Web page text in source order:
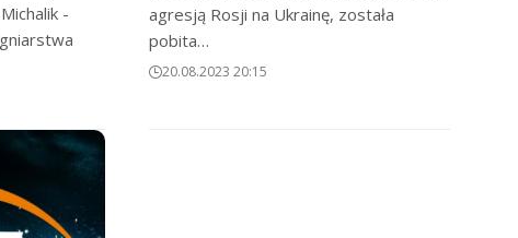
-
agresją Rosji na Ukrainę, została
pobita…
20.08.2023 20:15